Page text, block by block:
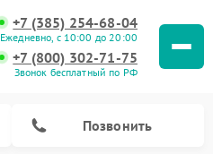
+7 (385) 254-68-04
Ежедневно, с 10:00 до 20:00
+7 (800) 302-71-75
Звонок бесплатный по РФ
Позвонить